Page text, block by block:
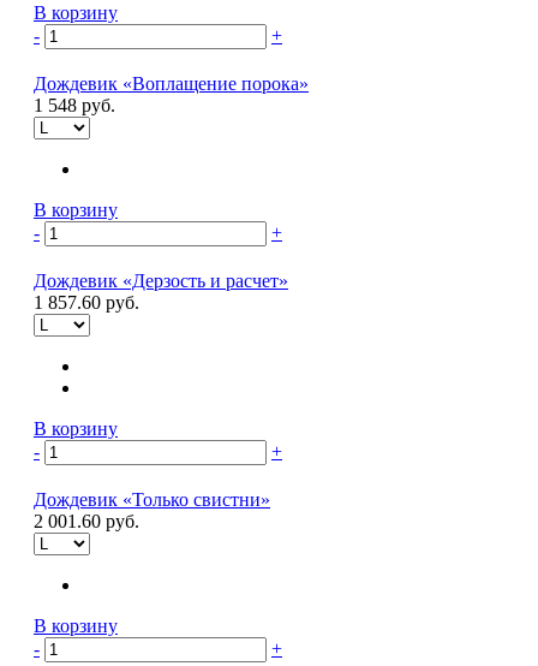
В корзину
-
+
Дождевик «Воплащение порока»
1 548 руб.
В корзину
-
+
Дождевик «Дерзость и расчет»
1 857.60 руб.
В корзину
-
+
Дождевик «Только свистни»
2 001.60 руб.
В корзину
-
+